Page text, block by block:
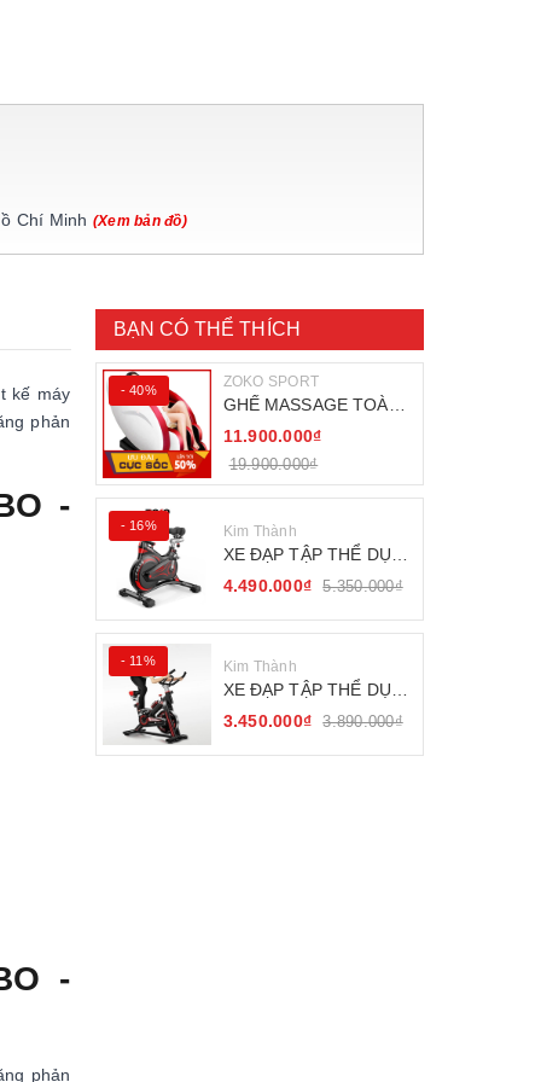
Chí Minh (Xem bản đồ)
kế máy
phản
-
-
phản
BẠN CÓ THỂ THÍCH
- 40% ZOKO SPORT
GHẾ MASSAGE TOÀN
THÂN ZOKO 68
11.900.000₫
19.900.000₫
- 16% Kim Thành
XE ĐẠP TẬP THỂ DỤC
FITNESS BÁNH ĐÀ
4.490.000₫ 5.350.000₫
- 11% Kim Thành
XE ĐẠP TẬP THỂ DỤC
SEJAN GH-709
3.450.000₫ 3.890.000₫